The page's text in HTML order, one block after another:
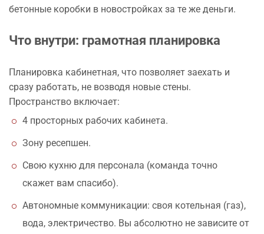
бетонные коробки в новостройках за те же деньги.
Что внутри: грамотная планировка
Планировка кабинетная, что позволяет заехать и
сразу работать, не возводя новые стены.
Пространство включает:
4 просторных рабочих кабинета.
Зону ресепшен.
Свою кухню для персонала (команда точно
скажет вам спасибо).
Автономные коммуникации: своя котельная (газ),
вода, электричество. Вы абсолютно не зависите от